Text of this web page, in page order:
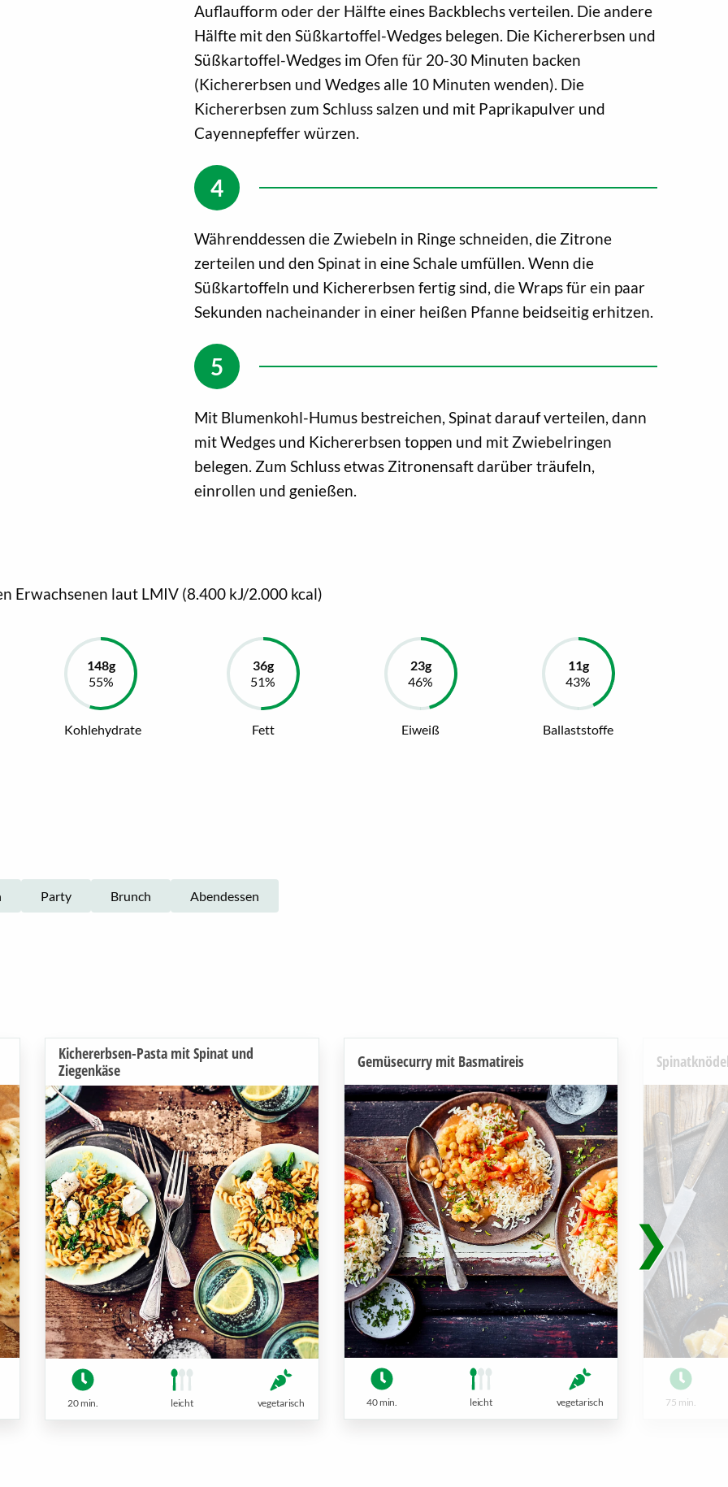
Auflaufform oder der Hälfte eines Backblechs verteilen. Die andere
Hälfte mit den Süßkartoffel-Wedges belegen. Die Kichererbsen und
Süßkartoffel-Wedges im Ofen für 20-30 Minuten backen
(Kichererbsen und Wedges alle 10 Minuten wenden). Die
Kichererbsen zum Schluss salzen und mit Paprikapulver und
Cayennepfeffer würzen.
Währenddessen die Zwiebeln in Ringe schneiden, die Zitrone
zerteilen und den Spinat in eine Schale umfüllen. Wenn die
Süßkartoffeln und Kichererbsen fertig sind, die Wraps für ein paar
Sekunden nacheinander in einer heißen Pfanne beidseitig erhitzen.
Mit Blumenkohl-Humus bestreichen, Spinat darauf verteilen, dann
mit Wedges und Kichererbsen toppen und mit Zwiebelringen
belegen. Zum Schluss etwas Zitronensaft darüber träufeln,
einrollen und genießen.
Erwachsenen laut LMIV (8.400 kJ/2.000 kcal)
Kohlehydrate Fett Eiweiß Ballaststoffe
Party Brunch Abendessen
Kichererbsen-Pasta mit Spinat und
Ziegenkäse
20 min. leicht vegetarisch
Gemüsecurry mit Basmatireis
40 min. leicht vegetarisch 75 min.